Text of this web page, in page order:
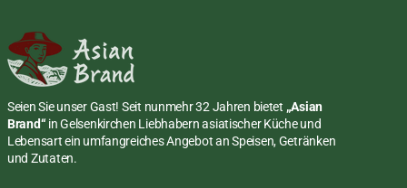
Seien Sie unser Gast! Seit nunmehr 32 Jahren bietet „Asian
Brand“ in Gelsenkirchen Liebhabern asiatischer Küche und
Lebensart ein umfangreiches Angebot an Speisen, Getränken
und Zutaten.